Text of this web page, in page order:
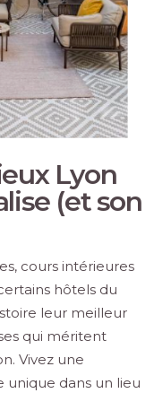
Lyon
(et son
cours intérieures
hôtels du
leur meilleur
qui méritent
Vivez une
unique dans un lieu